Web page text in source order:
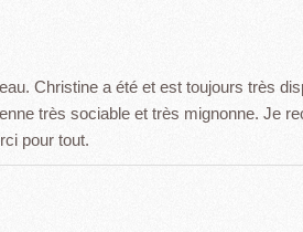
Christine a été et est toujours très
très sociable et très mignonne. Je
pour tout.